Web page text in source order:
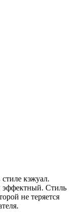
кэжуал.
Стиль
не теряется